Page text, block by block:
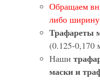
Обращаем
либо
Трафареты
(0.125-0,170
Наши
маски и